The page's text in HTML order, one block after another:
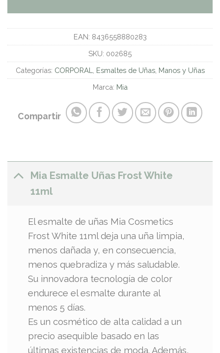
EAN: 8436558880283
SKU: 002685
Categorías: CORPORAL Esmaltes de Uñas, Manos y Uñas
Marca: Mia
Compartir
Mia Esmalte Uñas Frost White
11ml
El esmalte de uñas Mia Cosmetics
Frost White 11ml deja una uña limpia,
menos dañada y, en consecuencia,
menos quebradiza y más saludable.
Su innovadora tecnología de color
endurece el esmalte durante al
menos 5 días.
Es un cosmético de alta calidad a un
precio asequible basado en las
últimas existencias de moda. Además,